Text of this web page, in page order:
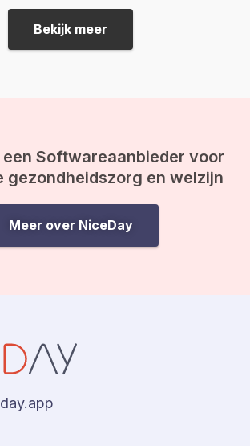
Bekijk meer
een Softwareaanbieder voor
gezondheidszorg en welzijn
Meer over NiceDay